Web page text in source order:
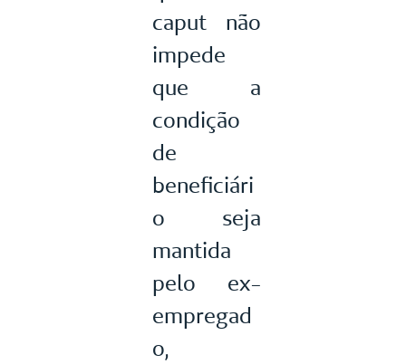
caput não
impede
que a
condição
de
beneficiári
o seja
mantida
pelo ex-
empregad
o,